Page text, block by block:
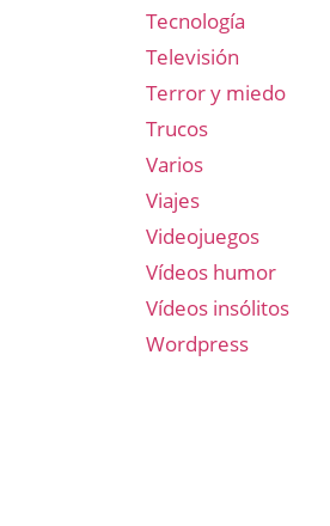
Tecnología
Televisión
Terror y miedo
Trucos
Varios
Viajes
Videojuegos
Vídeos humor
Vídeos insólitos
Wordpress